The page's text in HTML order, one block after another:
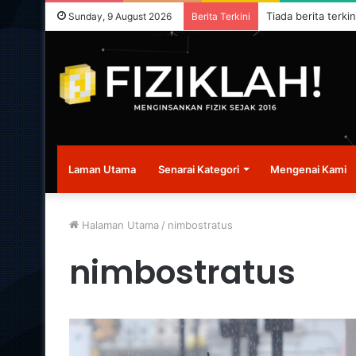
Sunday, 9 August 2026 Berita Terkini Tiada berita
Laman Utama Senarai Kategori Mengenai Kami
Halaman Utama / nimbostratus
nimbostratus